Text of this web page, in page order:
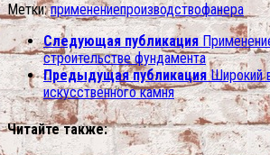
Метки: применениепроизводствофанера
Следующая публикация
строительстве фундамента
Предыдущая публикация Широкий
искусственного камня
Читайте также: